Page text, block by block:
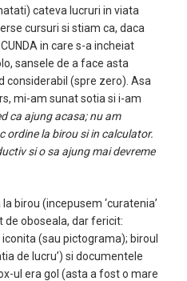
cateva lucruri in viata
cursuri si stiam ca, daca
in care s-a incheiat
sansele de a face asta
considerabil (spre zero). Asa
mi-am sunat sotia si i-am
ca ajung acasa; nu am
ordine la birou si in calculator.
si o sa ajung mai devreme
birou (incepusem ‘curatenia’
oboseala, dar fericit:
(sau pictograma); biroul
de lucru’) si documentele
ul era gol (asta a fost o mare